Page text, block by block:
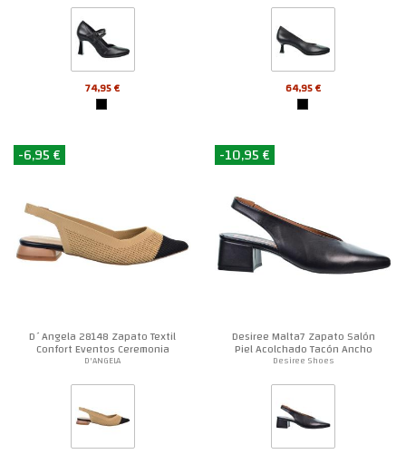
74,95 € 64,95 €
-6,95 €
D´Angela 28148 Zapato Textil
Confort Eventos Ceremonia
Mujer
D'ANGELA
-10,95 €
Desiree Malta7 Zapato Salón
Piel Acolchado Tacón Ancho
Mujer
Desiree Shoes